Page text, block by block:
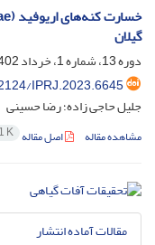
گیلان
دوره 13، شماره 1، خرداد 1402، صفحه
IPRJ.2023.6645
جلیل حاجی زاده؛ رضا حسینی
مشاهده مقاله اصل مقاله K
مقالات آماده انتشار